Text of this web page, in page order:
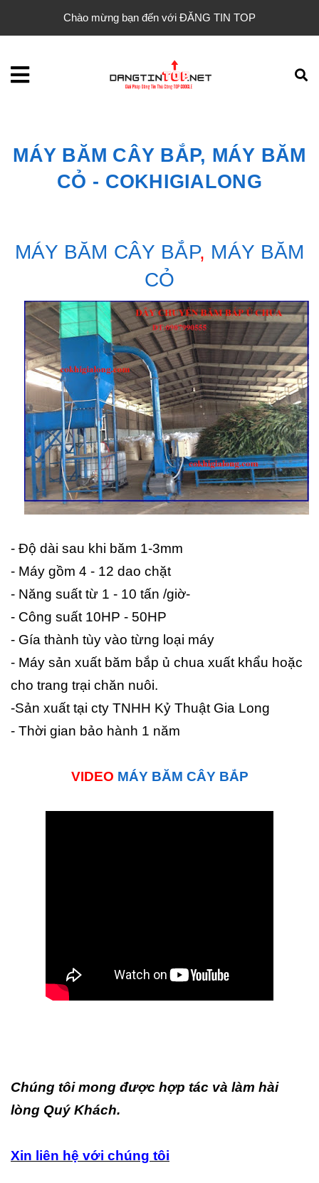
Chào mừng bạn đến với ĐĂNG TIN TOP
MÁY BĂM CÂY BẮP, MÁY BĂM
CỎ - COKHIGIALONG
MÁY BĂM CÂY BẮP, MÁY BĂM
CỎ
- Độ dài sau khi băm 1-3mm
- Máy gồm 4 - 12 dao chặt
- Năng suất từ 1 - 10 tấn /giờ-
- Công suất 10HP - 50HP
- Gía thành tùy vào từng loại máy
- Máy sản xuất băm bắp ủ chua xuất khẩu hoặc
cho trang trại chăn nuôi.
-Sản xuất tại cty TNHH Kỷ Thuật Gia Long
- Thời gian bảo hành 1 năm
VIDEO MÁY BĂM CÂY BẮP
Chúng tôi mong được hợp tác và làm hài
lòng Quý Khách.
Xin liên hệ với chúng tôi